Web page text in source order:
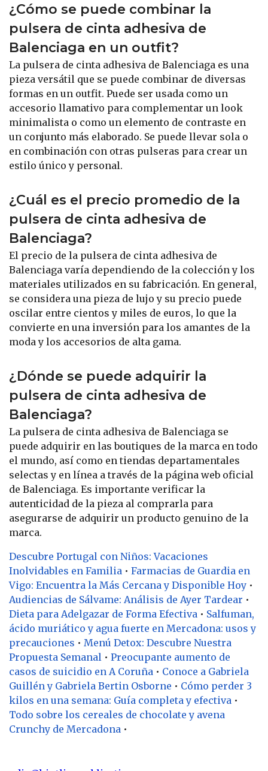
¿Cómo se puede combinar la
pulsera de cinta adhesiva de
Balenciaga en un outfit?
La pulsera de cinta adhesiva de Balenciaga es una
pieza versátil que se puede combinar de diversas
formas en un outfit. Puede ser usada como un
accesorio llamativo para complementar un look
minimalista o como un elemento de contraste en
un conjunto más elaborado. Se puede llevar sola o
en combinación con otras pulseras para crear un
estilo único y personal.
¿Cuál es el precio promedio de la
pulsera de cinta adhesiva de
Balenciaga?
El precio de la pulsera de cinta adhesiva de
Balenciaga varía dependiendo de la colección y los
materiales utilizados en su fabricación. En general,
se considera una pieza de lujo y su precio puede
oscilar entre cientos y miles de euros, lo que la
convierte en una inversión para los amantes de la
moda y los accesorios de alta gama.
¿Dónde se puede adquirir la
pulsera de cinta adhesiva de
Balenciaga?
La pulsera de cinta adhesiva de Balenciaga se
puede adquirir en las boutiques de la marca en todo
el mundo, así como en tiendas departamentales
selectas y en línea a través de la página web oficial
de Balenciaga. Es importante verificar la
autenticidad de la pieza al comprarla para
asegurarse de adquirir un producto genuino de la
marca.
Descubre Portugal con Niños: Vacaciones
Inolvidables en Familia • Farmacias de Guardia en
Vigo: Encuentra la Más Cercana y Disponible Hoy •
Audiencias de Sálvame: Análisis de Ayer Tardear •
Dieta para Adelgazar de Forma Efectiva • Salfuman,
ácido muriático y agua fuerte en Mercadona: usos y
precauciones • Menú Detox: Descubre Nuestra
Propuesta Semanal • Preocupante aumento de
casos de suicidio en A Coruña • Conoce a Gabriela
Guillén y Gabriela Bertin Osborne • Cómo perder 3
kilos en una semana: Guía completa y efectiva •
Todo sobre los cereales de chocolate y avena
Crunchy de Mercadona •